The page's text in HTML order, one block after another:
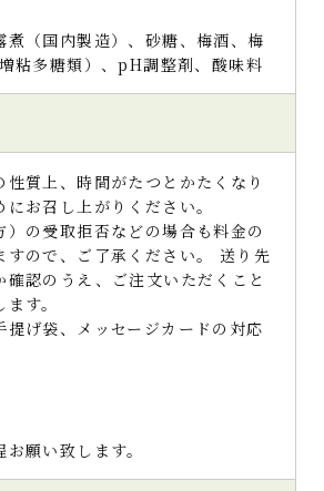
煮（国内製造）、砂糖、梅酒、梅
粘多糖類）、pH調整剤、酸味料
質上、時間がたつとかたくなり
お召し上がりください。
の受取拒否などの場合も料金の
すので、ご了承ください。 送り先
確認のうえ、ご注文いただくこと
す。
げ袋、メッセージカードの対応
願い致します。